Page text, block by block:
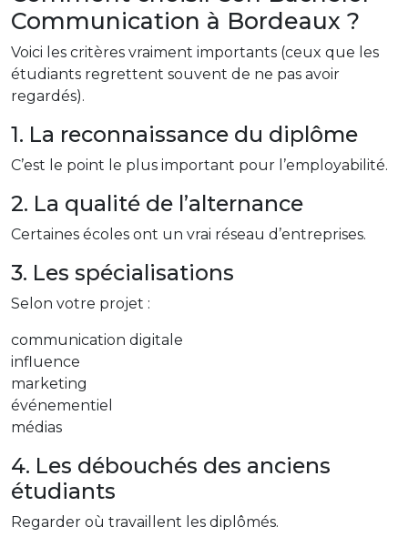
Communication à Bordeaux ?
Voici les critères vraiment importants (ceux que les
étudiants regrettent souvent de ne pas avoir
regardés).
1. La reconnaissance du diplôme
C’est le point le plus important pour l’employabilité.
2. La qualité de l’alternance
Certaines écoles ont un vrai réseau d’entreprises.
3. Les spécialisations
Selon votre projet :
communication digitale
influence
marketing
événementiel
médias
4. Les débouchés des anciens
étudiants
Regarder où travaillent les diplômés.